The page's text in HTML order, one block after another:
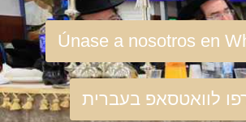
Únase a nosotros en
לוואטסאפ בעברית